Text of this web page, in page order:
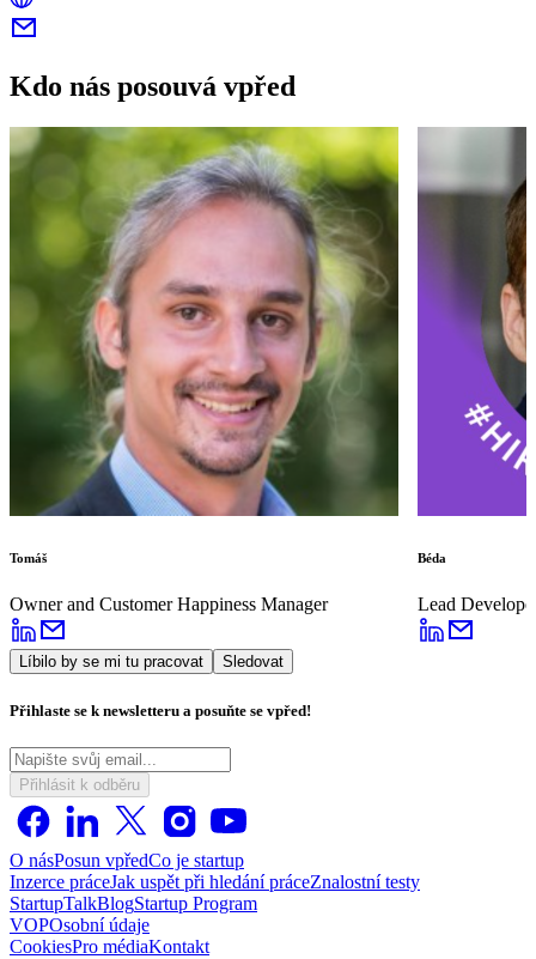
Kdo nás posouvá vpřed
Tomáš
Owner and Customer Happiness Manager
Béda
Lead
Líbilo by se mi tu pracovat Sledovat
Přihlaste se k newsletteru a posuňte se vpřed!
Přihlásit k odběru
O násPosun vpředCo je startup
Inzerce práceJak uspět při hledání práceZnalostní testy
StartupTalkBlogStartup Program
VOPOsobní údaje
CookiesPro médiaKontakt